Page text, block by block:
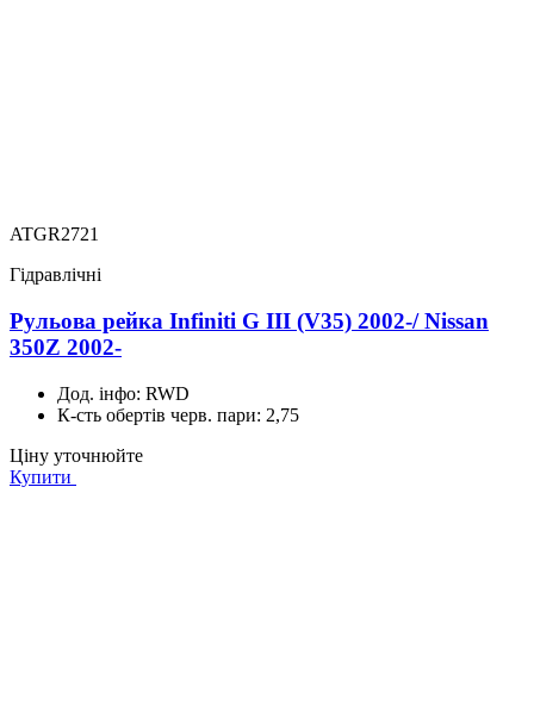
ATGR2721
Гідравлічні
Рульова рейка Infiniti G III (V35) 2002-/ Nissan
350Z 2002-
Дод. інфо: RWD
К-сть обертів черв. пари: 2,75
Ціну уточнюйте
Купити